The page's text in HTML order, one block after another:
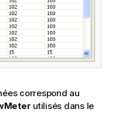
correspond au
utilisés dans le